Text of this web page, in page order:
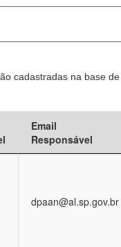
cadastradas na base de
Email
Responsável
dpaan@al.sp.gov.br